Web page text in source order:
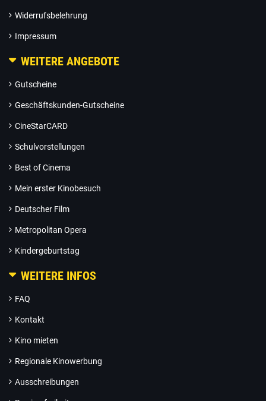
Widerrufsbelehrung
Impressum
WEITERE ANGEBOTE
Gutscheine
Geschäftskunden-Gutscheine
CineStarCARD
Schulvorstellungen
Best of Cinema
Mein erster Kinobesuch
Deutscher Film
Metropolitan Opera
Kindergeburtstag
WEITERE INFOS
FAQ
Kontakt
Kino mieten
Regionale Kinowerbung
Ausschreibungen